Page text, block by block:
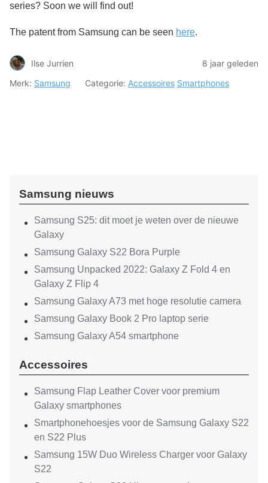
series? Soon we will find out!
The patent from Samsung can be seen here.
Ilse Jurrien
8 jaar geleden
Merk: Samsung Categorie: Accessoires Smartphones
Samsung nieuws
Samsung S25: dit moet je weten over de nieuwe
Galaxy
Samsung Galaxy S22 Bora Purple
Samsung Unpacked 2022: Galaxy Z Fold 4 en
Galaxy Z Flip 4
Samsung Galaxy A73 met hoge resolutie camera
Samsung Galaxy Book 2 Pro laptop serie
Samsung Galaxy A54 smartphone
Accessoires
Samsung Flap Leather Cover voor premium
Galaxy smartphones
Smartphonehoesjes voor de Samsung Galaxy S22
en S22 Plus
Samsung 15W Duo Wireless Charger voor Galaxy
S22